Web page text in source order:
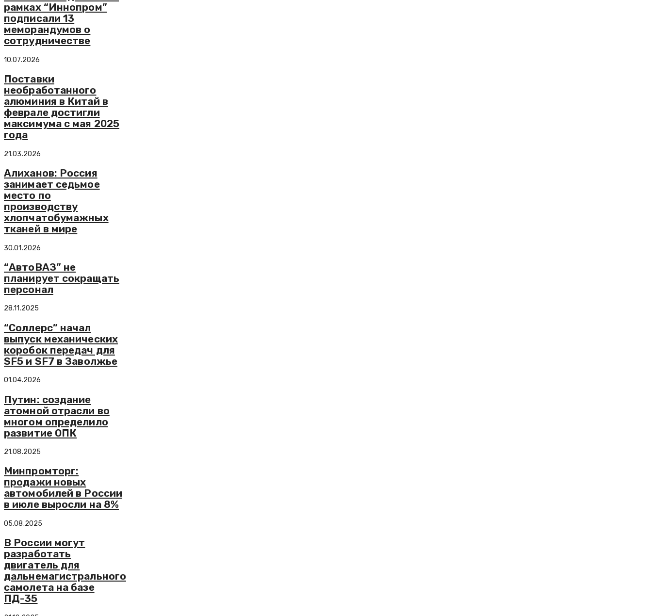
рамках “Иннопром”
подписали 13
меморандумов о
сотрудничестве
10.07.2026
Поставки
необработанного
алюминия в Китай в
феврале достигли
максимума с мая 2025
года
21.03.2026
Алиханов: Россия
занимает седьмое
место по
производству
хлопчатобумажных
тканей в мире
30.01.2026
“АвтоВАЗ” не
планирует сокращать
персонал
28.11.2025
“Соллерс” начал
выпуск механических
коробок передач для
SF5 и SF7 в Заволжье
01.04.2026
Путин: создание
атомной отрасли во
многом определило
развитие ОПК
21.08.2025
Минпромторг:
продажи новых
автомобилей в России
в июле выросли на 8%
05.08.2025
В России могут
разработать
двигатель для
дальнемагистрального
самолета на базе
ПД-35